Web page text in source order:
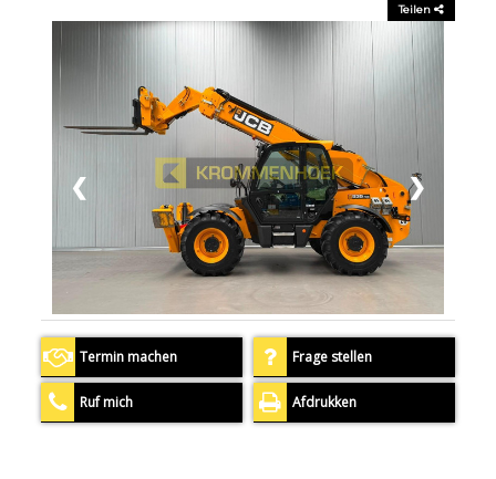
Teilen
❮ ❯
Termin machen Frage stellen
Ruf mich Afdrukken